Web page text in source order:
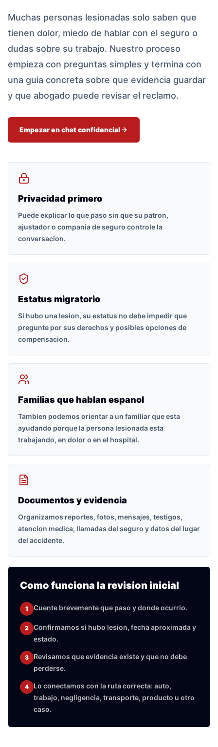
Muchas personas lesionadas solo saben que
tienen dolor, miedo de hablar con el seguro o
dudas sobre su trabajo. Nuestro proceso
empieza con preguntas simples y termina con
una guia concreta sobre que evidencia guardar
y que abogado puede revisar el reclamo.
Empezar en chat confidencial
Privacidad primero
Puede explicar lo que paso sin que su patron,
ajustador o compania de seguro controle la
conversacion.
Estatus migratorio
Si hubo una lesion, su estatus no debe impedir que
pregunte por sus derechos y posibles opciones de
compensacion.
Familias que hablan espanol
Tambien podemos orientar a un familiar que esta
ayudando porque la persona lesionada esta
trabajando, en dolor o en el hospital.
Documentos y evidencia
Organizamos reportes, fotos, mensajes, testigos,
atencion medica, llamadas del seguro y datos del lugar
del accidente.
Como funciona la revision inicial
1 Cuente brevemente que paso y donde ocurrio.
2
Confirmamos si hubo lesion, fecha aproximada y
estado.
3
Revisamos que evidencia existe y que no debe
perderse.
4
Lo conectamos con la ruta correcta: auto,
trabajo, negligencia, transporte, producto u otro
caso.